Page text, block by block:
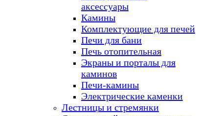
аксессуары
Камины
Комплектующие для печей
Печи для бани
Печь отопительная
Экраны и порталы для
каминов
Печи-камины
Электрические каменки
Лестницы и стремянки